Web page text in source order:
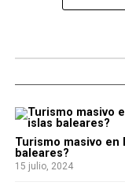
Turismo masivo en
baleares?
15 julio, 2024